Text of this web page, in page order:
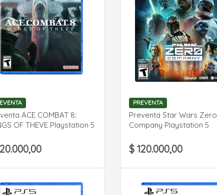
ACE COMBAT 8:
OF THEVE Playstation 5
VER DETALLE
PREVENTA
Preventa Star Wars Zero
Company Playstation 5
$ 120.000,00
VER DETALLE